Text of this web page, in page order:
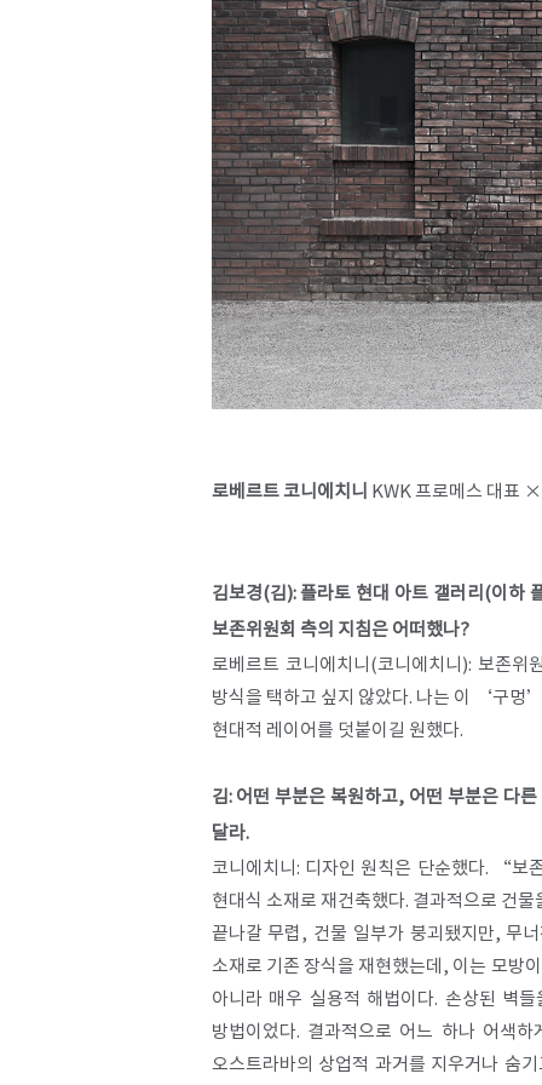
로베르트 코니에치니 KWK 프로메스 대표 ×
김보경(김): 플라토 현대 아트 갤러리(이하
보존위원회 측의 지침은 어떠했나?
로베르트 코니에치니(코니에치니): 보존
방식을 택하고 싶지 않았다. 나는 이 ‘구멍
현대적 레이어를 덧붙이길 원했다.
김: 어떤 부분은 복원하고, 어떤 부분은 다
달라.
코니에치니: 디자인 원칙은 단순했다. “보
현대식 소재로 재건축했다. 결과적으로 건
끝나갈 무렵, 건물 일부가 붕괴됐지만, 무
소재로 기존 장식을 재현했는데, 이는 모방
아니라 매우 실용적 해법이다. 손상된 벽
방법이었다. 결과적으로 어느 하나 어색
오스트라바의 상업적 과거를 지우거나 숨